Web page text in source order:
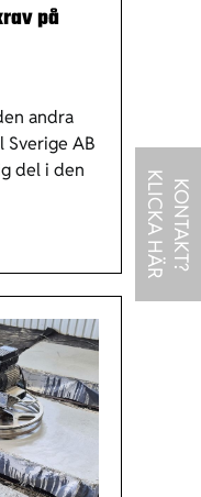
på
andra
Sverige AB
del i den
K
O
N
T
A
K
T
?
KL
I
C
K
A
H
Ä
R